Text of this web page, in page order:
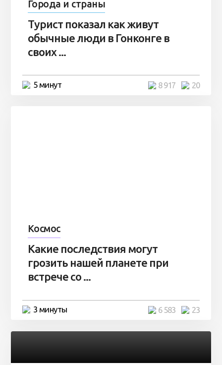
Города и страны
Турист показал как живут
обычные люди в Гонконге в
своих ...
5 минут 20
8 917
Космос
Какие последствия могут
грозить нашей планете при
встрече со ...
3 минуты 23
6 583